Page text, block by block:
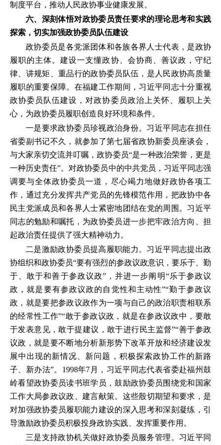
制度平台，推动人民政协事业健康发展。
六、深刻体悟对政协委员责任要求的理论思考和实践
探索，切实加强政协委员队伍建设
政协委员是各党派团体和各族各界人士代表，是政协
履职的主体。建设一支懂政协、会协商、善议政，守纪
律、讲规矩、重品行的政协委员队伍，是人民政协高质量
履职的重要保障。在福建工作期间，习近平同志十分重视
政协委员队伍建设，对政协委员政治上关怀、履职上关
心，为政协委员履职创造良好环境和条件。
一是要求政协委员珍视政治身份。习近平同志在担任
省委副书记不久，就参加了第七届省政协新委员座谈会，
与大家亲切交流并叮嘱，政协委员“是一种政治荣誉，更是
一种历史责任”。对政协委员中的中共党员，习近平同志强
调要与全体政协委员一道，尽心竭力地做好政协各项工
作，通过充分发挥共产党员的先锋模范作用，把政协中各
民主党派成员和各界人士紧密地团结在党的周围。习近平
同志的勉励和嘱托，为政协委员进一步把牢政治方向、担
起政治责任提供了强大精神动力。
二是激励政协委员提高履职能力。习近平同志提出政
协组织和政协委员“要有强烈的参政议政意识，要乐于、勤
于、敢于和善于参政议政”，并进一步阐明“乐于参政议
政，就是要有参政议政的自觉性和主动性”“勤于参政议
政，就是要把参政议政作为一项与自己的政治职责相联系
的经常性工作”“敢于参政议政，就是在参政议政中，要敢
于发表意见，敢于提建议，敢于进行民主监督”“善于参政
议政，就是要不断地分析新形势下改革开放和经济建设发
展中出现的新情况、新问题，积极探索政协工作的新路
子、新办法”。1998年7月，习近平同志代表省委赴福州鼓
岭看望政协委员读书班学员，鼓励政协委员围绕党和国家
工作大局参政议政、建言献策。这些殷切期望和要求，是
对加强政协委员履职能力建设的深入思考和深刻凝练，引
导激励政协委员积极投身政协实践、发挥重要作用。
三是支持政协机关做好政协委员服务管理。习近平同